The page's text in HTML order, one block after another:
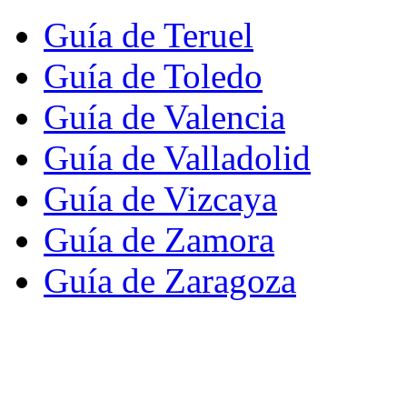
Guía de Teruel
Guía de Toledo
Guía de Valencia
Guía de Valladolid
Guía de Vizcaya
Guía de Zamora
Guía de Zaragoza